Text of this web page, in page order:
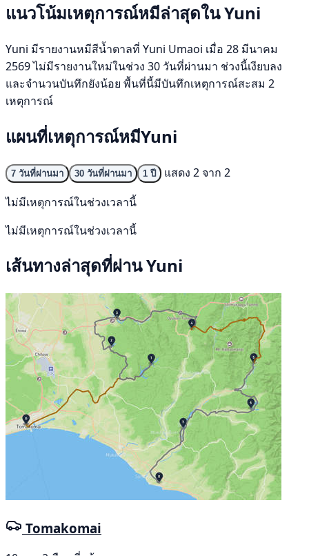
แนวโน้มเหตุการณ์หมีล่าสุดใน Yuni
Yuni มีรายงานหมีสีน้ำตาลที่ Yuni Umaoi เมื่อ 28 มีนาคม
2569 ไม่มีรายงานใหม่ในช่วง 30 วันที่ผ่านมา ช่วงนี้เงียบลง
และจำนวนบันทึกยังน้อย พื้นที่นี้มีบันทึกเหตุการณ์สะสม 2
เหตุการณ์
แผนที่เหตุการณ์หมีYuni
7 วันที่ผ่านมา 30 วันที่ผ่านมา 1 ปี
แสดง 2 จาก 2
ไม่มีเหตุการณ์ในช่วงเวลานี้
ไม่มีเหตุการณ์ในช่วงเวลานี้
เส้นทางล่าสุดที่ผ่าน Yuni
Tomakomai